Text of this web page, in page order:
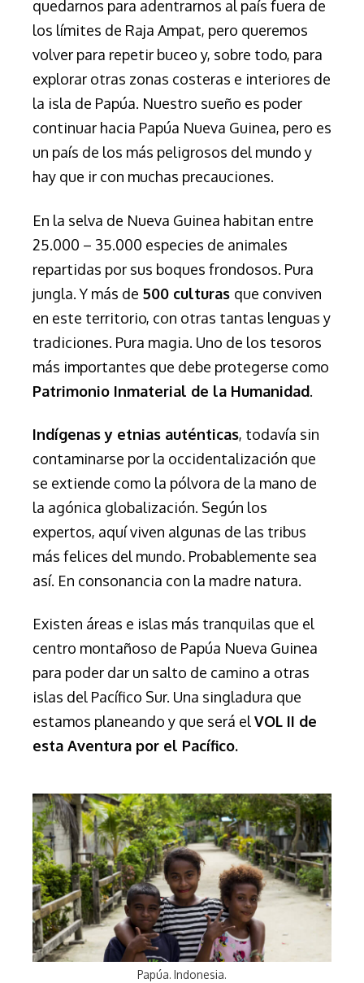
quedarnos para adentrarnos al país fuera de
los límites de Raja Ampat, pero queremos
volver para repetir buceo y, sobre todo, para
explorar otras zonas costeras e interiores de
la isla de Papúa. Nuestro sueño es poder
continuar hacia Papúa Nueva Guinea, pero es
un país de los más peligrosos del mundo y
hay que ir con muchas precauciones.
En la selva de Nueva Guinea habitan entre
25.000 – 35.000 especies de animales
repartidas por sus boques frondosos. Pura
jungla. Y más de 500 culturas que conviven
en este territorio, con otras tantas lenguas y
tradiciones. Pura magia. Uno de los tesoros
más importantes que debe protegerse como
Patrimonio Inmaterial de la Humanidad.
Indígenas y etnias auténticas, todavía sin
contaminarse por la occidentalización que
se extiende como la pólvora de la mano de
la agónica globalización. Según los
expertos, aquí viven algunas de las tribus
más felices del mundo. Probablemente sea
así. En consonancia con la madre natura.
Existen áreas e islas más tranquilas que el
centro montañoso de Papúa Nueva Guinea
para poder dar un salto de camino a otras
islas del Pacífico Sur. Una singladura que
estamos planeando y que será elVOL II de
esta Aventura por el Pacífico.
Papúa. Indonesia.